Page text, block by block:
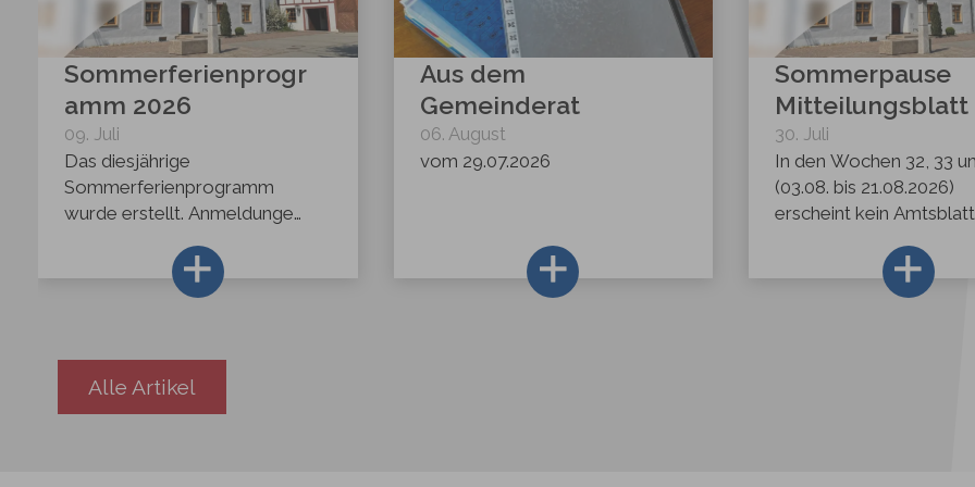
Sommerferienprogr
amm 2026
09. Juli
Das diesjährige
Sommerferienprogramm
wurde erstellt. Anmeldungen
Uhr, bis Mittwoch, 22. Juli,
12.00 Uhr, über Feripro
erstellt. Nach dem 22.07. sind
Aus dem
Gemeinderat
06. August
vom 29.07.2026
Sommerpause
Mitteilungsblatt
30. Juli
In den Wochen 32, 33
(03.08. bis 21.08.2026)
erscheint kein
Redaktionsschluss:
Alle Artikel